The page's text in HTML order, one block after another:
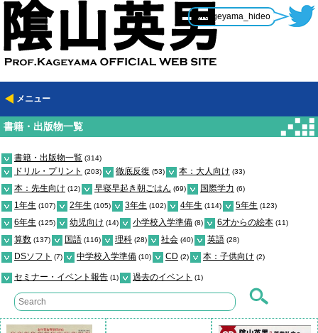
@Kageyama_hideo
メニュー
書籍・出版物一覧
書籍・出版物一覧 (314)
ドリル・プリント (203) 徹底反復 (53) 本：大人向け (33)
本：先生向け (12) 早寝早起き朝ごはん (69) 国際学力 (6)
1年生 (107) 2年生 (105) 3年生 (102) 4年生 (114) 5年生 (123)
6年生 (125) 幼児向け (14) 小学校入学準備 (8) 6才からの絵本 (11)
算数 (137) 国語 (116) 理科 (28) 社会 (40) 英語 (28)
DSソフト (7) 中学校入学準備 (10) CD (2) 本：子供向け (2)
セミナー・イベント報告 (1) 過去のイベント (1)